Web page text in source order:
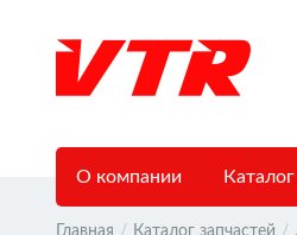
О компании
Главная / Каталог запчастей /